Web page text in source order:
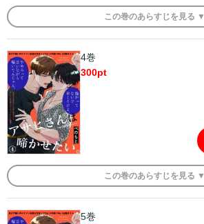
この巻のあらすじを 見る ▼
4巻
300pt
この巻のあらすじを 見る ▼
5巻